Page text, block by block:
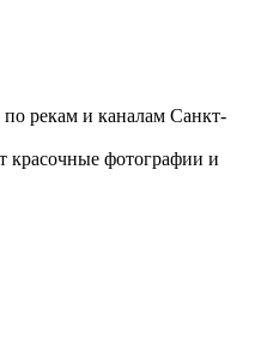
рекам и каналам Санкт-
красочные фотографии и